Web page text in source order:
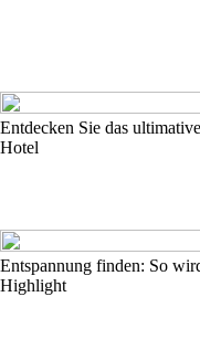
Entdecken Sie das
Hotel
Entspannung finden: So
Highlight